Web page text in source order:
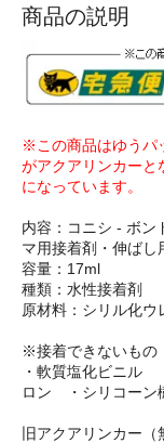
商品の説明
※この商品はゆうパ
がアクアリンカーと
になっています。
内容：コニシ - ボ
マ用接着剤・伸ばし
容量：17ml
種類：水性接着剤
原材料：シリル化ウ
※接着できないもの
・軟質塩化ビニル
ロン ・シリコー
旧アクアリンカー